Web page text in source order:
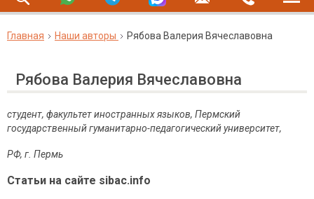
Главная Наши авторы Рябова Валерия Вячеславовна
Рябова Валерия Вячеславовна
студент, факультет иностранных языков, Пермский
государственный гуманитарно-педагогический университет,
РФ, г. Пермь
Статьи на сайте sibac.info